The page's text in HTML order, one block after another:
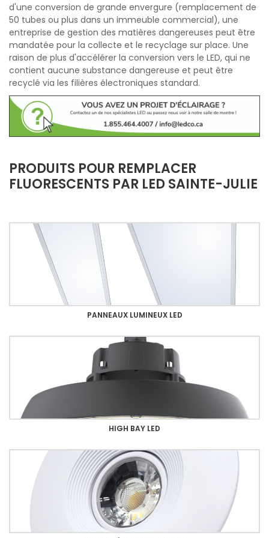
d'une conversion de grande envergure (remplacement de
50 tubes ou plus dans un immeuble commercial), une
entreprise de gestion des matières dangereuses peut être
mandatée pour la collecte et le recyclage sur place. Une
raison de plus d'accélérer la conversion vers le LED, qui ne
contient aucune substance dangereuse et peut être
recyclé via les filières électroniques standard.
PRODUITS POUR REMPLACER
FLUORESCENTS PAR LED SAINTE-JULIE
PANNEAUX LUMINEUX LED
HIGH BAY LED